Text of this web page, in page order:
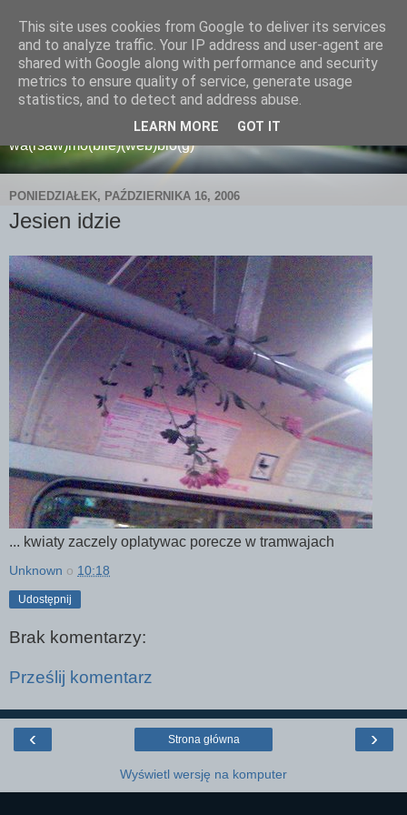
wamoblo
wa(rsaw)mo(bile)(web)blo(g)
PONIEDZIAŁEK, PAŹDZIERNIKA 16, 2006
Jesien idzie
... kwiaty zaczely oplatywac porecze w tramwajach
Unknown o 10:18
Udostępnij
Brak komentarzy:
Prześlij komentarz
‹ ›
Strona główna
Wyświetl wersję na komputer
This site uses cookies from Google to deliver its services
and to analyze traffic. Your IP address and user-agent are
shared with Google along with performance and security
metrics to ensure quality of service, generate usage
statistics, and to detect and address abuse.
LEARN MORE GOT IT